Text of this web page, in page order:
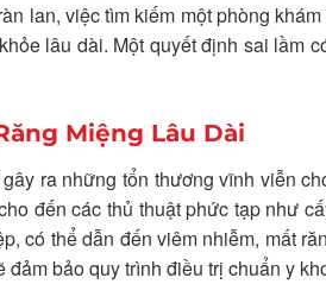
lan, việc tìm kiếm một phòng
lâu dài. Một quyết định sai lầm
Miệng Lâu Dài
ra những tổn thương vĩnh viễn
đến các thủ thuật phức tạp như
có thể dẫn đến viêm nhiễm, mất
đảm bảo quy trình điều trị chuẩn y